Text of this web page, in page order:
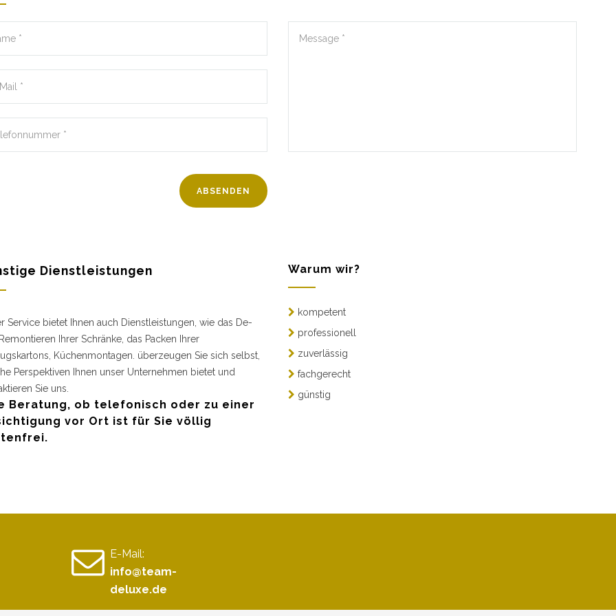
Dienstleistungen
Service bietet Ihnen auch Dienstleistungen, wie das De-
Ihrer Schränke, das Packen Ihrer
Küchenmontagen. überzeugen Sie sich selbst,
Perspektiven Ihnen unser Unternehmen bietet und
Sie uns.
Beratung, ob telefonisch oder zu einer
vor Ort ist für Sie völlig
Warum wir?
kompetent
professionell
zuverlässig
fachgerecht
günstig
E-Mail:
info@team-
deluxe.de